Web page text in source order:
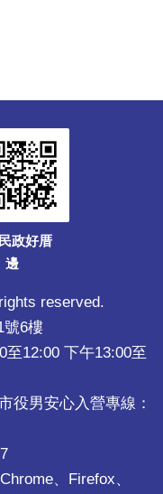
政好厝
邊
reserved.
號6樓
12:00 下午13:00至
役男安心入營專線：
、Firefox、